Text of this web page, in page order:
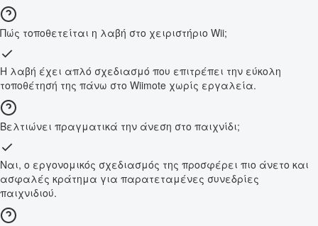
Πώς τοποθετείται η λαβή στο χειριστήριο Wii;
Η λαβή έχει απλό σχεδιασμό που επιτρέπει την εύκολη
τοποθέτησή της πάνω στο Wiimote χωρίς εργαλεία.
Βελτιώνει πραγματικά την άνεση στο παιχνίδι;
Ναι, ο εργονομικός σχεδιασμός της προσφέρει πιο άνετο και
ασφαλές κράτημα για παρατεταμένες συνεδρίες
παιχνιδιού.